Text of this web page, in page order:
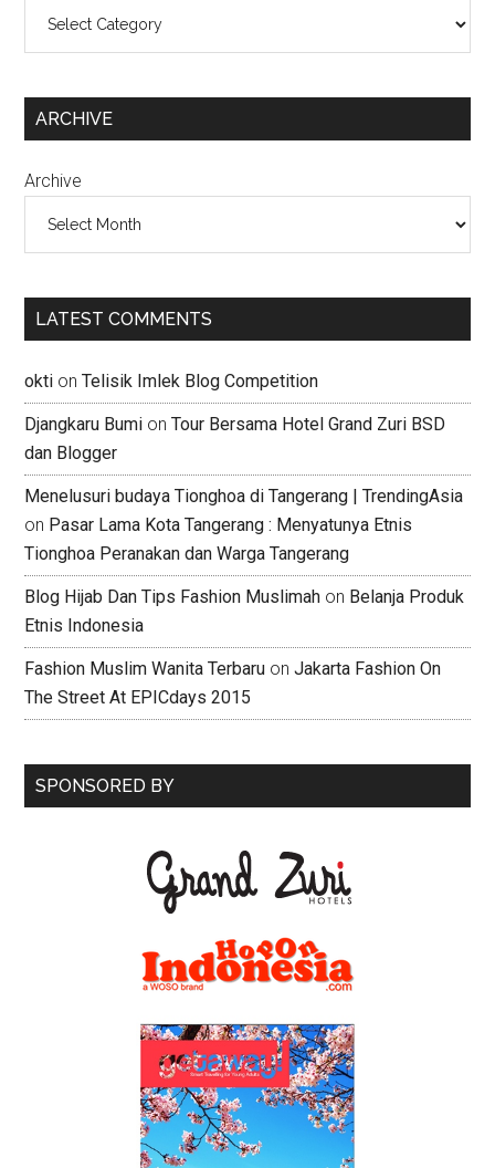
ARCHIVE
Archive
LATEST COMMENTS
okti onTelisik Imlek Blog Competition
Djangkaru Bumi onTour Bersama Hotel Grand Zuri BSD
dan Blogger
Menelusuri budaya Tionghoa di Tangerang | TrendingAsia
on Pasar Lama Kota Tangerang : Menyatunya Etnis
Tionghoa Peranakan dan Warga Tangerang
Blog Hijab Dan Tips Fashion Muslimah on Belanja Produk
Etnis Indonesia
Fashion Muslim Wanita Terbaru onJakarta Fashion On
The Street At EPICdays 2015
SPONSORED BY